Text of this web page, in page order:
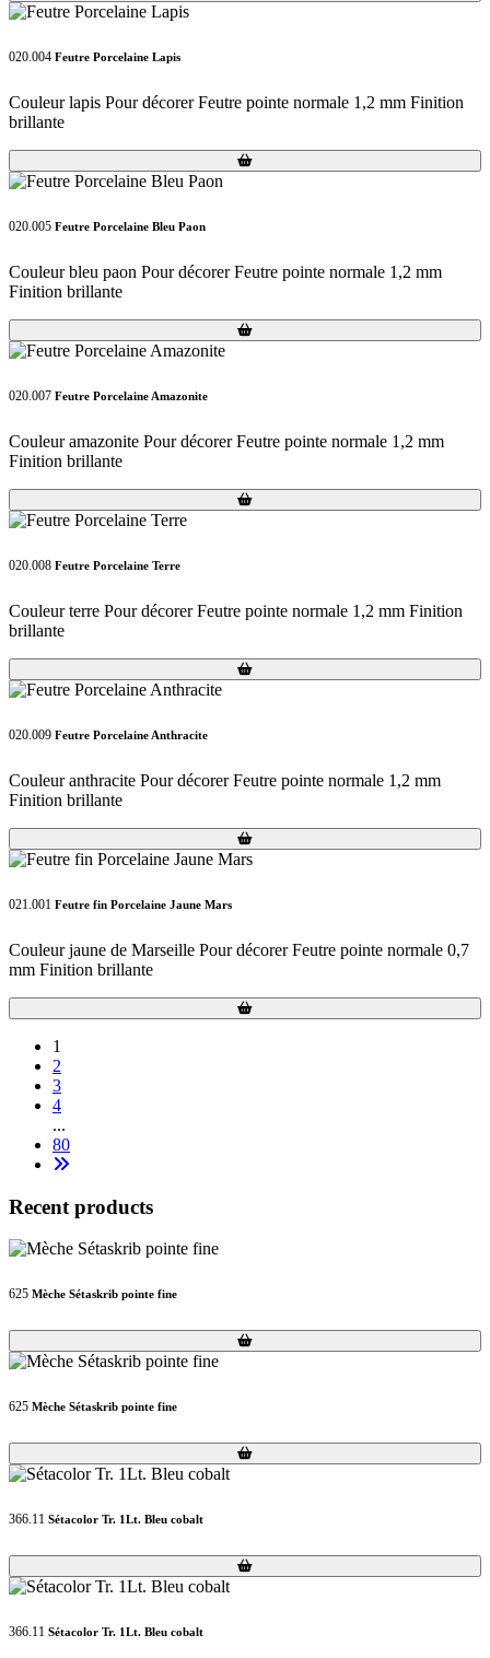
020.004 Feutre Porcelaine Lapis
Couleur lapis Pour décorer Feutre pointe normale 1,2 mm Finition
brillante
Loading...
Loading...
020.005 Feutre Porcelaine Bleu Paon
Couleur bleu paon Pour décorer Feutre pointe normale 1,2 mm
Finition brillante
Loading...
Loading...
020.007 Feutre Porcelaine Amazonite
Couleur amazonite Pour décorer Feutre pointe normale 1,2 mm
Finition brillante
Loading...
Loading...
020.008 Feutre Porcelaine Terre
Couleur terre Pour décorer Feutre pointe normale 1,2 mm Finition
brillante
Loading...
Loading...
020.009 Feutre Porcelaine Anthracite
Couleur anthracite Pour décorer Feutre pointe normale 1,2 mm
Finition brillante
Loading...
Loading...
021.001 Feutre fin Porcelaine Jaune Mars
Couleur jaune de Marseille Pour décorer Feutre pointe normale 0,7
mm Finition brillante
Loading...
Loading...
1
2
3
4
...
80
Recent products
625 Mèche Sétaskrib pointe fine
Loading...
Loading...
625 Mèche Sétaskrib pointe fine
Loading...
Loading...
366.11 Sétacolor Tr. 1Lt. Bleu cobalt
Loading...
Loading...
366.11 Sétacolor Tr. 1Lt. Bleu cobalt